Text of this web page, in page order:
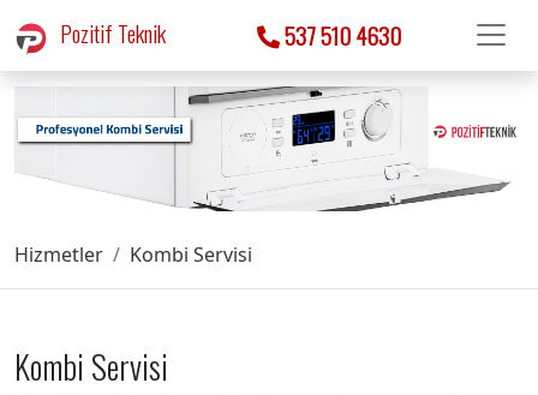
Pozitif Teknik 537 510 4630
Hizmetler Kombi Servisi
Kombi Servisi